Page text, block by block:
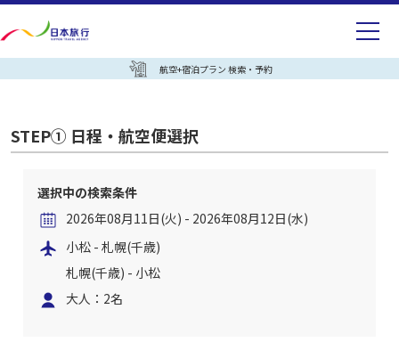
航空+宿泊プラン 検索・予約
STEP① 日程・航空便選択
選択中の検索条件
2026年08月11日(火) - 2026年08月12日(水)
小松 - 札幌(千歳)
札幌(千歳) - 小松
大人：2名